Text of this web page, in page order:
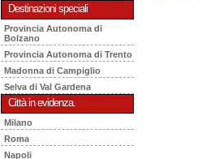
Destinazioni speciali
Provincia Autonoma di
Bolzano
Provincia Autonoma di Trento
Madonna di Campiglio
Selva di Val Gardena
Città in evidenza.
Milano
Roma
Napoli